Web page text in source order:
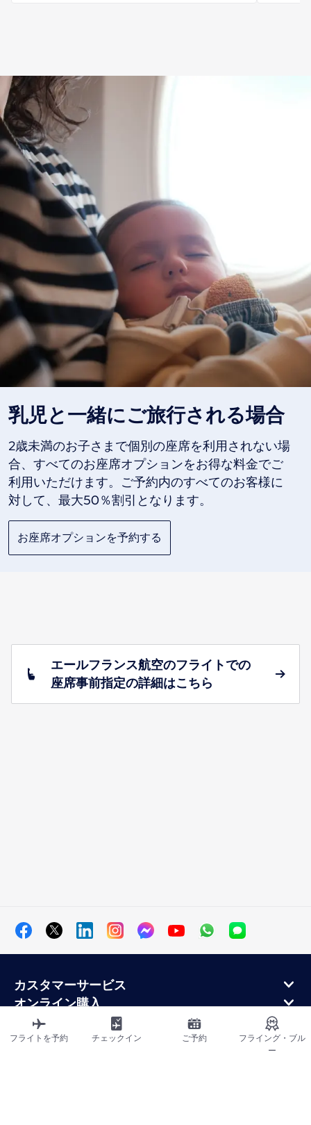
乳児と一緒にご旅行される場合
2歳未満のお子さまで個別の座席を利用されない場
合、すべてのお座席オプションをお得な料金でご
利用いただけます。ご予約内のすべてのお客様に
対して、最大50％割引となります。
お座席オプションを予約する
エールフランス航空のフライトでの
座席事前指定の詳細はこちら
カスタマーサービス
オンライン購入
ロイヤルティプログラムと提携パートナー
エールフランス航空について
フライトを予約 チェックイン ご予約
フライング・ブル
ー